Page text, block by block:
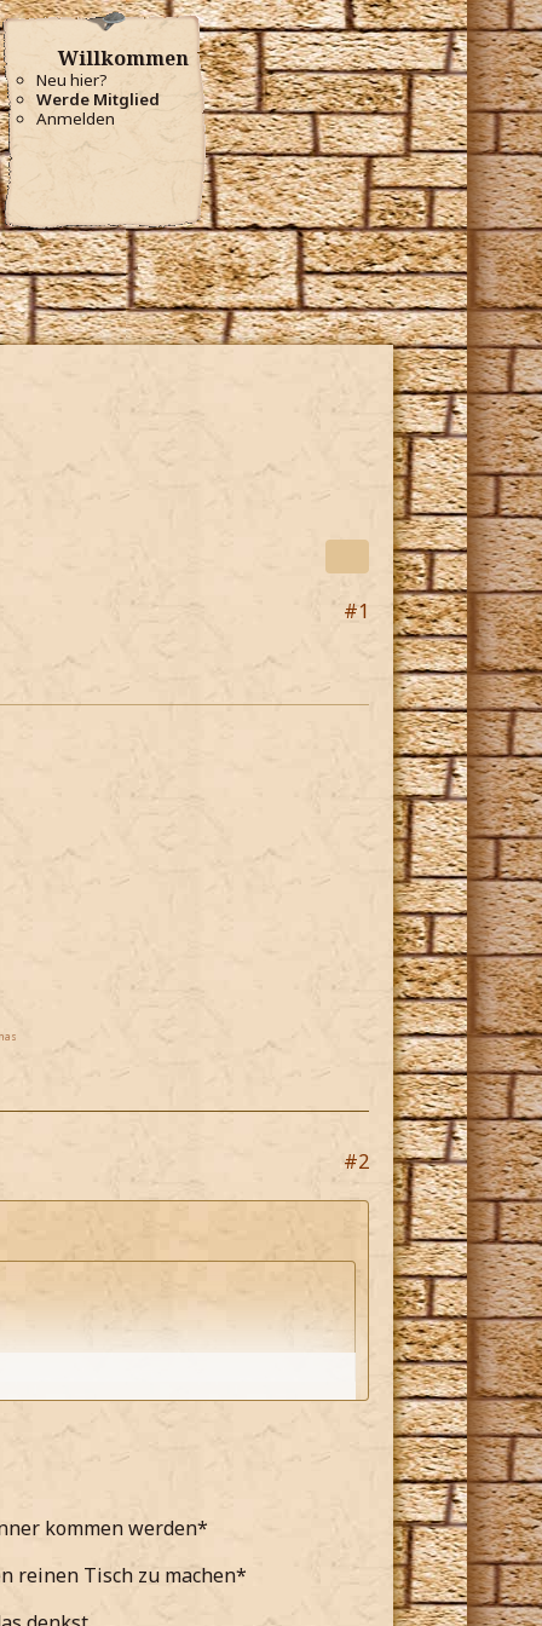
Willkommen
Neu hier?
Werde Mitglied
Anmelden
#1
#2
erreichen können*
kommen werden*
reinen Tisch zu machen*